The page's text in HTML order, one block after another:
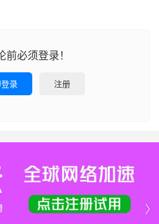
前必须登录！
录 注册
